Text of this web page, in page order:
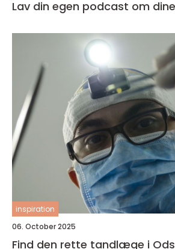
Lav din egen podcast om
inspiration
06. October 2025
Find den rette tandlæge i